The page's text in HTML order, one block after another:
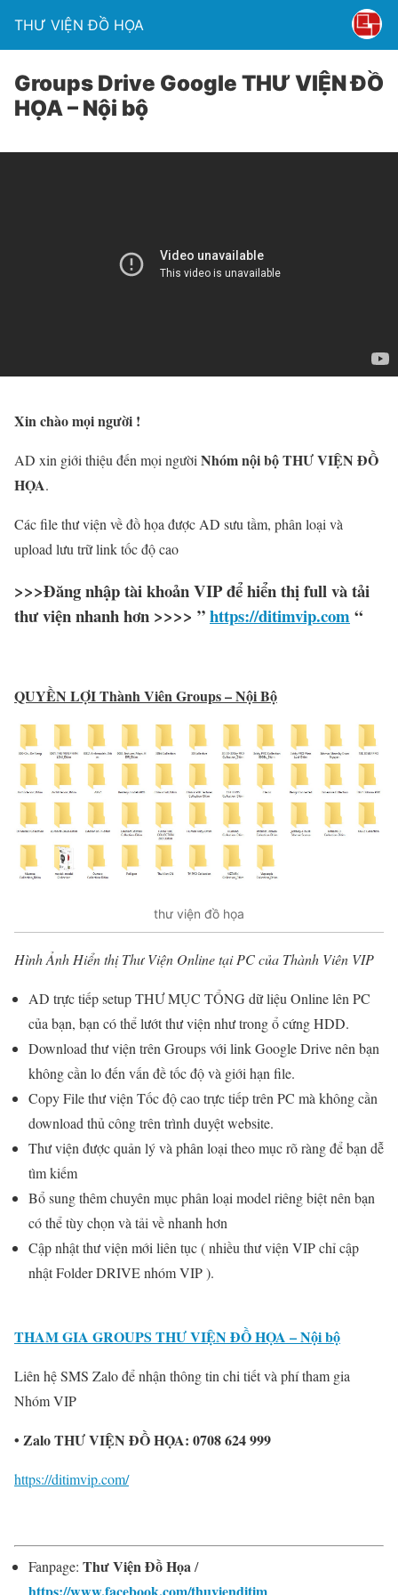
THƯ VIỆN ĐỒ HỌA
Groups Drive Google THƯ VIỆN ĐỒ
HỌA – Nội bộ
Xin chào mọi người !
AD xin giới thiệu đến mọi người Nhóm nội bộ THƯ VIỆN ĐỒ
HỌA.
Các file thư viện về đồ họa được AD sưu tầm, phân loại và
upload lưu trữ link tốc độ cao
>>>Đăng nhập tài khoản VIP để hiển thị full và tải
thư viện nhanh hơn >>>> ”https://ditimvip.com“
QUYỀN LỢI Thành Viên Groups – Nội Bộ
thư viện đồ họa
Hình Ảnh Hiển thị Thư Viện Online tại PC của Thành Viên VIP
AD trực tiếp setup THƯ MỤC TỔNG dữ liệu Online lên PC
của bạn, bạn có thể lướt thư viện như trong ổ cứng HDD.
Download thư viện trên Groups với link Google Drive nên bạn
không cần lo đến vấn đề tốc độ và giới hạn file.
Copy File thư viện Tốc độ cao trực tiếp trên PC mà không cần
download thủ công trên trình duyệt website.
Thư viện được quản lý và phân loại theo mục rõ ràng để bạn dễ
tìm kiếm
Bổ sung thêm chuyên mục phân loại model riêng biệt nên bạn
có thể tùy chọn và tải về nhanh hơn
Cập nhật thư viện mới liên tục ( nhiều thư viện VIP chỉ cập
nhật Folder DRIVE nhóm VIP ).
THAM GIA GROUPS THƯ VIỆN ĐỒ HỌA – Nội bộ
Liên hệ SMS Zalo để nhận thông tin chi tiết và phí tham gia
Nhóm VIP
• Zalo THƯ VIỆN ĐỒ HỌA: 0708 624 999
https://ditimvip.com/
Fanpage: Thư Viện Đồ Họa/